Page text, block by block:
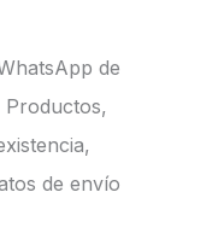
de
de envío